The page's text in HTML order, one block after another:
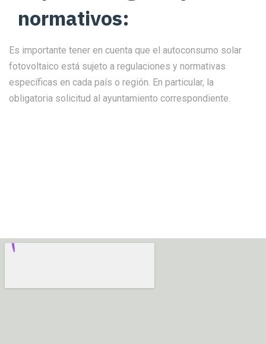
normativos:
Es importante tener en cuenta que el autoconsumo solar
fotovoltaico está sujeto a regulaciones y normativas
específicas en cada país o región. En particular, la
obligatoria solicitud al ayuntamiento correspondiente.